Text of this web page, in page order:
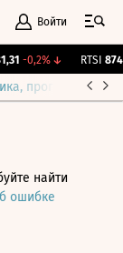
Войти
-0,2%↓ RTSI
прогнозы
найти
ошибке